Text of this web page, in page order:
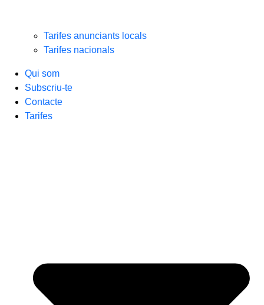
Tarifes anunciants locals
Tarifes nacionals
Qui som
Subscriu-te
Contacte
Tarifes